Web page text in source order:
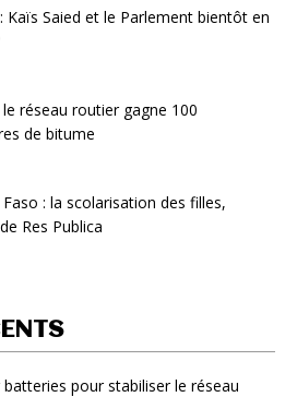
Kaïs Saied et le Parlement bientôt en
le réseau routier gagne 100
de bitume
: la scolarisation des filles,
Res Publica
pour stabiliser le réseau